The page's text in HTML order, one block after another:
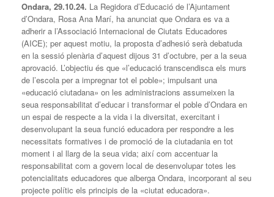
Ondara, 29.10.24. La Regidora d’Educació de l’Ajuntament
d’Ondara, Rosa Ana Marí, ha anunciat que Ondara es va a
adherir a l’Associació Internacional de Ciutats Educadores
(AICE); per aquest motiu, la proposta d’adhesió serà debatuda
en la sessió plenària d’aquest dijous 31 d’octubre, per a la seua
aprovació. L’objectiu és que «l’educació transcendisca els murs
de l’escola per a impregnar tot el poble»; impulsant una
«educació ciutadana» on les administracions assumeixen la
seua responsabilitat d’educar i transformar el poble d’Ondara en
un espai de respecte a la vida i la diversitat, exercitant i
desenvolupant la seua funció educadora per respondre a les
necessitats formatives i de promoció de la ciutadania en tot
moment i al llarg de la seua vida; així com accentuar la
responsabilitat com a govern local de desenvolupar totes les
potencialitats educadores que alberga Ondara, incorporant al seu
projecte polític els principis de la «ciutat educadora».